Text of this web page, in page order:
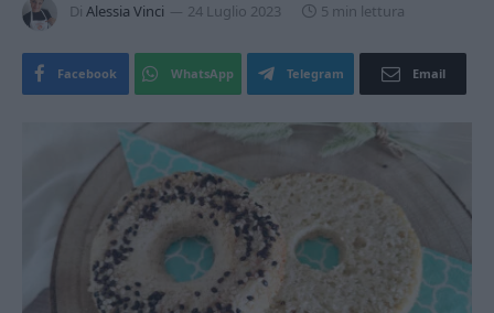
Di Alessia Vinci 24 Luglio 2023 5 min lettura
Facebook WhatsApp Telegram Email